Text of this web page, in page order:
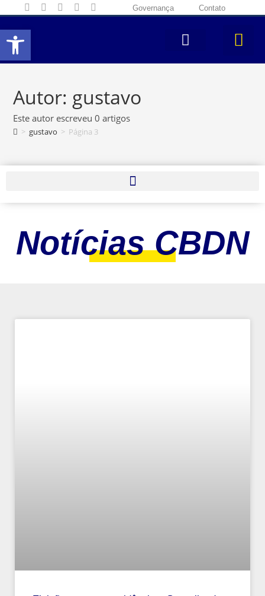
Abrir a barra de ferramentas
Governança Contato
Autor: gustavo
Este autor escreveu 0 artigos
> gustavo > Página 3
Notícias CBDN